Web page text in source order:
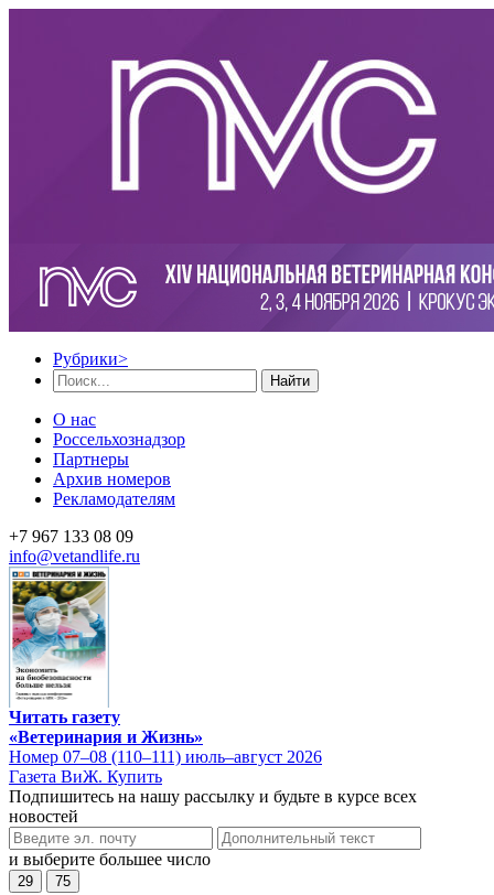
Рубрики>
Найти
О нас
Россельхознадзор
Партнеры
Архив номеров
Рекламодателям
+7 967 133 08 09
info@vetandlife.ru
Читать газету
«Ветеринария и Жизнь»
Номер 07–08 (110–111) июль–август 2026
Газета ВиЖ. Купить
Подпишитесь на нашу рассылку и будьте в курсе всех
новостей
и выберите большее число
29 75